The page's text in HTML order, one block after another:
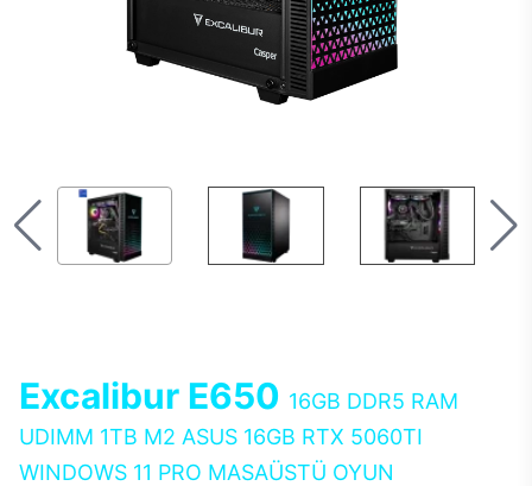
Excalibur E650 16GB DDR5 RAM
UDIMM 1TB M2 ASUS 16GB RTX 5060TI
WINDOWS 11 PRO MASAÜSTÜ OYUN